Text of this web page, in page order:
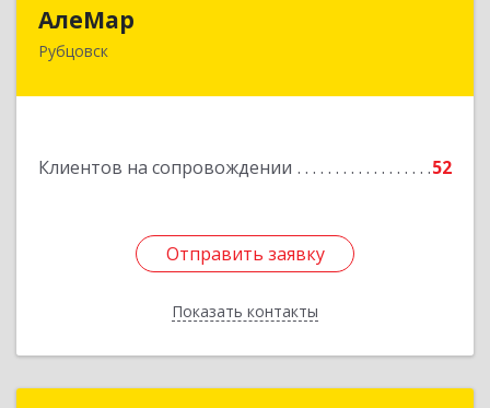
АлеМар
Рубцовск
Клиентов на сопровождении 52
Отправить заявку
Показать контакты
Отправить заявку
Назад